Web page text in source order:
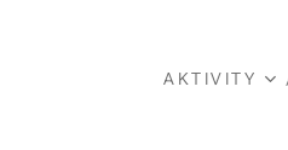
AKTIVITY